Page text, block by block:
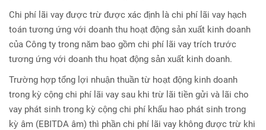
Chi phí lãi vay được trừ được xác định là chi phí lãi vay hạch
toán tương ứng với doanh thu hoạt động sản xuất kinh doanh
của Công ty trong năm bao gồm chi phí lãi vay trích trước
tương ứng với doanh thu họat động sản xuất kinh doanh.
Trường hợp tổng lợi nhuận thuần từ hoạt động kinh doanh
trong kỳ cộng chi phí lãi vay sau khi trừ lãi tiền gửi và lãi cho
vay phát sinh trong kỳ cộng chi phí khấu hao phát sinh trong
kỳ âm (EBITDA âm) thì phần chi phí lãi vay không được trừ khi